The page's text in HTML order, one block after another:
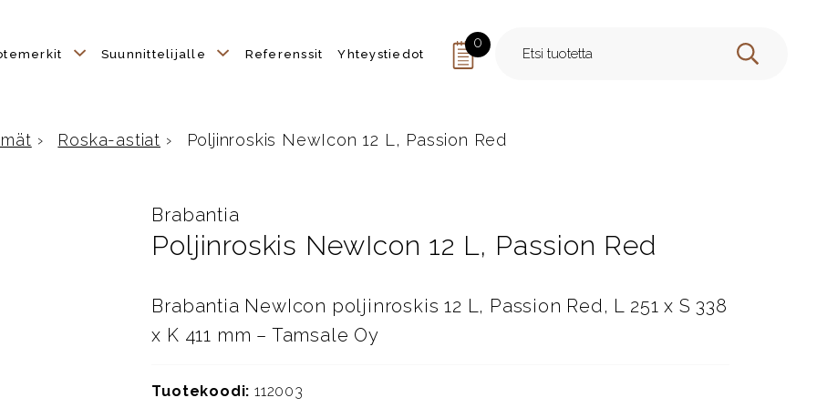
Suunnittelijalle Referenssit Yhteystiedot
0
HAE
› Roska-astiat › Poljinroskis NewIcon 12 L, Passion Red
Brabantia
Poljinroskis NewIcon 12 L, Passion Red
Brabantia NewIcon poljinroskis 12 L, Passion Red, L 251 x S 338
x K 411 mm – Tamsale Oy
Tuotekoodi: 112003